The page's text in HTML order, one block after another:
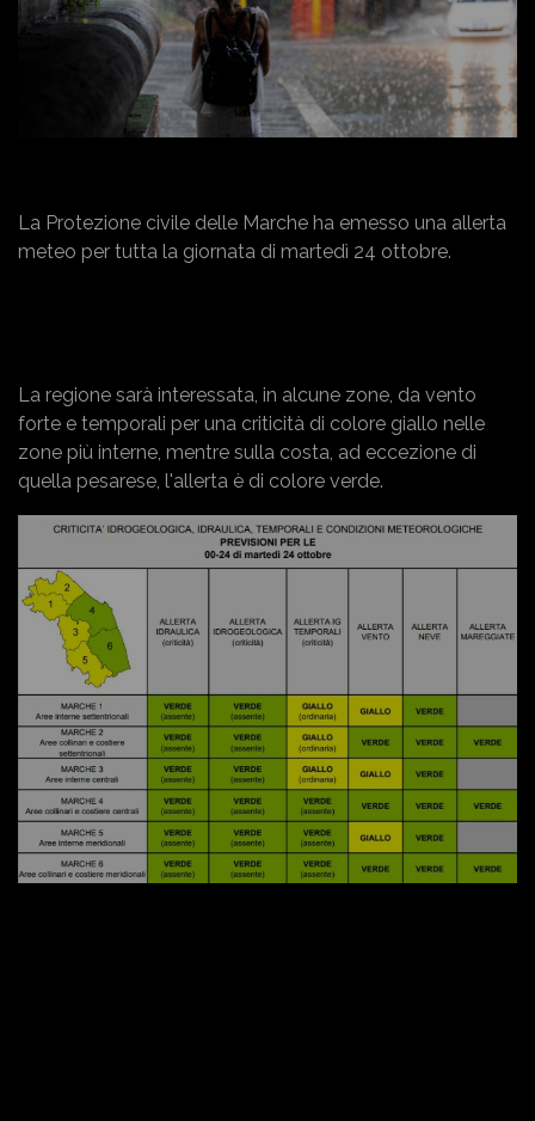
La Protezione civile delle Marche ha emesso una allerta
meteo per tutta la giornata di martedì 24 ottobre.
La regione sarà interessata, in alcune zone, da vento
forte e temporali per una criticità di colore giallo nelle
zone più interne, mentre sulla costa, ad eccezione di
quella pesarese, l'allerta è di colore verde.